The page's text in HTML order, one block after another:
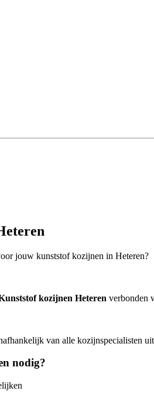
jouw kunststof kozijnen in Heteren?
kozijnen Heteren verbonden
van alle kozijnspecialisten
nodig?